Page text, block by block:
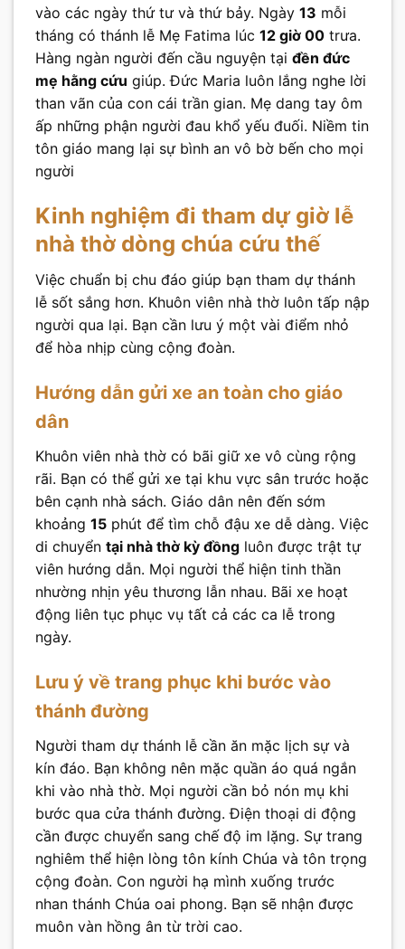
vào các ngày thứ tư và thứ bảy. Ngày 13 mỗi
tháng có thánh lễ Mẹ Fatima lúc 12 giờ 00 trưa.
Hàng ngàn người đến cầu nguyện tại đền đức
mẹ hằng cứu giúp. Đức Maria luôn lắng nghe lời
than vãn của con cái trần gian. Mẹ dang tay ôm
ấp những phận người đau khổ yếu đuối. Niềm tin
tôn giáo mang lại sự bình an vô bờ bến cho mọi
người
Kinh nghiệm đi tham dự giờ lễ
nhà thờ dòng chúa cứu thế
Việc chuẩn bị chu đáo giúp bạn tham dự thánh
lễ sốt sắng hơn. Khuôn viên nhà thờ luôn tấp nập
người qua lại. Bạn cần lưu ý một vài điểm nhỏ
để hòa nhịp cùng cộng đoàn.
Hướng dẫn gửi xe an toàn cho giáo
dân
Khuôn viên nhà thờ có bãi giữ xe vô cùng rộng
rãi. Bạn có thể gửi xe tại khu vực sân trước hoặc
bên cạnh nhà sách. Giáo dân nên đến sớm
khoảng 15 phút để tìm chỗ đậu xe dễ dàng. Việc
di chuyển tại nhà thờ kỳ đồng luôn được trật tự
viên hướng dẫn. Mọi người thể hiện tinh thần
nhường nhịn yêu thương lẫn nhau. Bãi xe hoạt
động liên tục phục vụ tất cả các ca lễ trong
ngày.
Lưu ý về trang phục khi bước vào
thánh đường
Người tham dự thánh lễ cần ăn mặc lịch sự và
kín đáo. Bạn không nên mặc quần áo quá ngắn
khi vào nhà thờ. Mọi người cần bỏ nón mụ khi
bước qua cửa thánh đường. Điện thoại di động
cần được chuyển sang chế độ im lặng. Sự trang
nghiêm thể hiện lòng tôn kính Chúa và tôn trọng
cộng đoàn. Con người hạ mình xuống trước
nhan thánh Chúa oai phong. Bạn sẽ nhận được
muôn vàn hồng ân từ trời cao.